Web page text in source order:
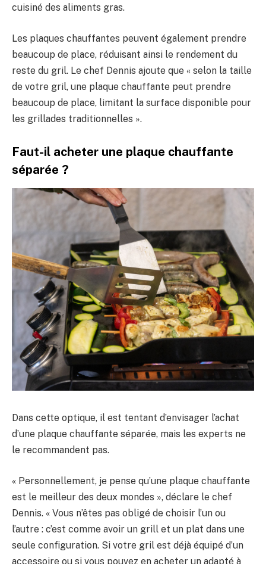
cuisiné des aliments gras.
Les plaques chauffantes peuvent également prendre
beaucoup de place, réduisant ainsi le rendement du
reste du gril. Le chef Dennis ajoute que « selon la taille
de votre gril, une plaque chauffante peut prendre
beaucoup de place, limitant la surface disponible pour
les grillades traditionnelles ».
Faut-il acheter une plaque chauffante
séparée ?
Dans cette optique, il est tentant d’envisager l’achat
d’une plaque chauffante séparée, mais les experts ne
le recommandent pas.
« Personnellement, je pense qu’une plaque chauffante
est le meilleur des deux mondes », déclare le chef
Dennis. « Vous n’êtes pas obligé de choisir l’un ou
l’autre : c’est comme avoir un grill et un plat dans une
seule configuration. Si votre gril est déjà équipé d’un
accessoire ou si vous pouvez en acheter un adapté à